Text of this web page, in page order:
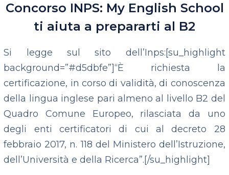
Concorso INPS: My English School
ti aiuta a prepararti al B2
Si legge sul sito dell’Inps:[su_highlight
background=”#d5dbfe”]“È richiesta la
certificazione, in corso di validità, di conoscenza
della lingua inglese pari almeno al livello B2 del
Quadro Comune Europeo, rilasciata da uno
degli enti certificatori di cui al decreto 28
febbraio 2017, n. 118 del Ministero dell’Istruzione,
dell’Università e della Ricerca”.[/su_highlight]